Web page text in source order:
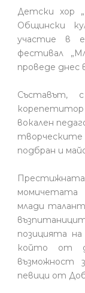
Детски хор
Общински
участие в
фестивал
проведе днес
Съставът,
вокален
творческите
подбран и
млади
позицията
който от
възможност
певици от